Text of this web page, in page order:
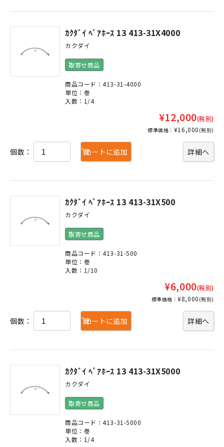
ｶｸﾀﾞｲ ﾍﾟｱﾎｰｽ 13 413-31X4000
カクダイ
取寄せ商品
商品コード：413-31-4000
単位：巻
入数：1/4
¥12,000(税別)
標準価格： ¥16,000 (税別)
詳細へ
個数： カートに追加
ｶｸﾀﾞｲ ﾍﾟｱﾎｰｽ 13 413-31X500
カクダイ
取寄せ商品
商品コード：413-31-500
単位：巻
入数：1/10
¥6,000(税別)
標準価格：¥8,000 (税別)
詳細へ
個数： カートに追加
ｶｸﾀﾞｲ ﾍﾟｱﾎｰｽ 13 413-31X5000
カクダイ
取寄せ商品
商品コード：413-31-5000
単位：巻
入数：1/4